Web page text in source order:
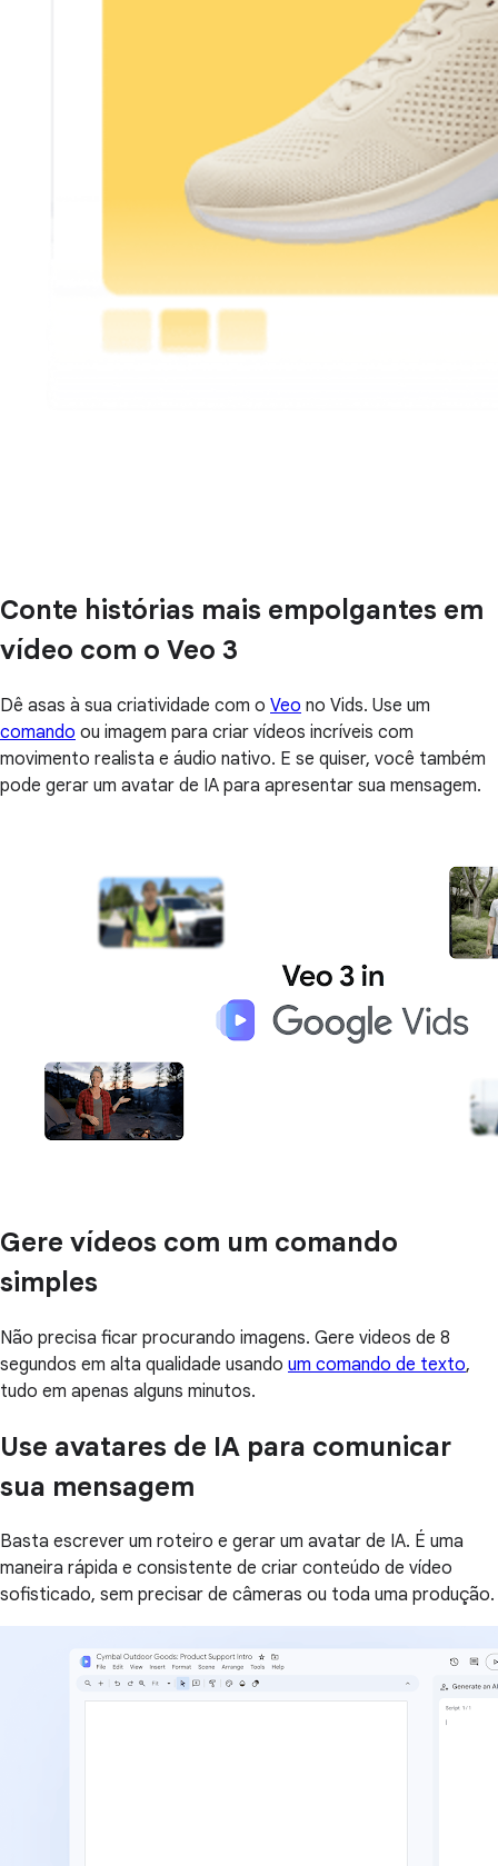
Conte histórias mais empolgantes em
vídeo com o Veo 3
Dê asas à sua criatividade com o Veo no Vids. Use um
comando ou imagem para criar vídeos incríveis com
movimento realista e áudio nativo. E se quiser, você também
pode gerar um avatar de IA para apresentar sua mensagem.
Gere vídeos com um comando
simples
Não precisa ficar procurando imagens. Gere videos de 8
segundos em alta qualidade usando um comando de texto,
tudo em apenas alguns minutos.
Use avatares de IA para comunicar
sua mensagem
Basta escrever um roteiro e gerar um avatar de IA. É uma
maneira rápida e consistente de criar conteúdo de vídeo
sofisticado, sem precisar de câmeras ou toda uma produção.